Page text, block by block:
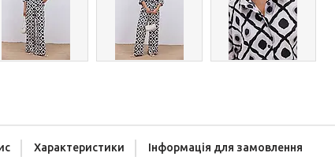
Характеристики Інформація для замовлення